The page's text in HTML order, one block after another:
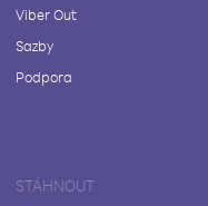
Viber Out
Sazby
Podpora
STÁHNOUT